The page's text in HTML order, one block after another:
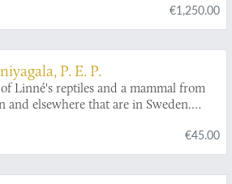
Royale et annotées par M.€1,250.00
P. E. P.
Linné's reptiles and a mammal from
and elsewhere that are in Sweden.
€45.00